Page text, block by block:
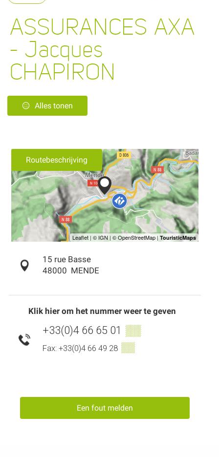
ASSURANCES AXA
- Jacques
CHAPIRON
Alles tonen
Routebeschrijving
15 rue Basse
48000 MENDE
Klik hier om het nummer weer te geven
+33(0)4 66 65 01 ▒▒
Fax: +33(0)4 66 49 28 ▒▒
Een fout melden